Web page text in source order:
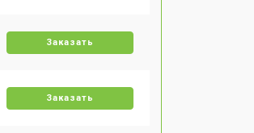
Заказать
Заказать